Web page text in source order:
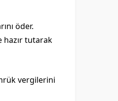
öder.
hazır tutarak
vergilerini